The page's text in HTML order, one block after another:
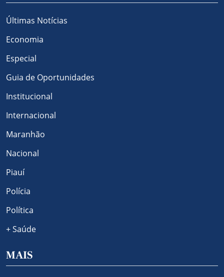
Últimas Notícias
Economia
Especial
Guia de Oportunidades
Institucional
Internacional
Maranhão
Nacional
Piauí
Polícia
Política
+ Saúde
MAIS